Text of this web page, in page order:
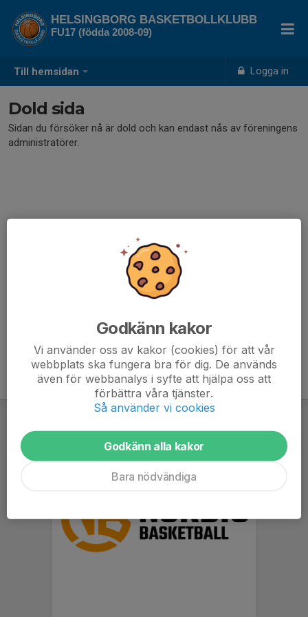
Till hemsidan Logga in
HELSINGBORG BASKETBOLLKLUBB
FU17 (födda 2008-09)
Dold sida
Sidan du försöker nå är dold och kan endast nås av föreningens
administratörer.
Godkänn kakor
Vi använder oss av kakor (cookies) för att vår
webbplats ska fungera bra för dig. De används
även för webbanalys i syfte att hjälpa oss att
förbättra våra tjänster.
Så använder vi cookies
Godkänn alla kakor
Bara nödvändiga